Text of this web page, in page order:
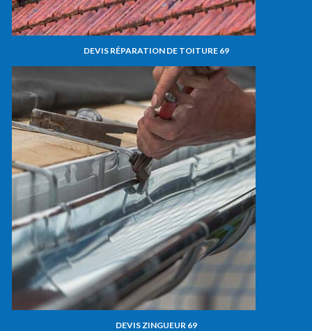
DEVIS RÉPARATION DE TOITURE 69
DEVIS ZINGUEUR 69